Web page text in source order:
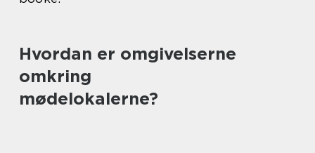
Hvordan er omgivelserne
omkring
mødelokalerne?